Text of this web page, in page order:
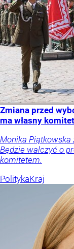
Zmiana przed
ma własny komitet
Monika Piątkowska
Będzie walczyć o
komitetem.
PolitykaKraj